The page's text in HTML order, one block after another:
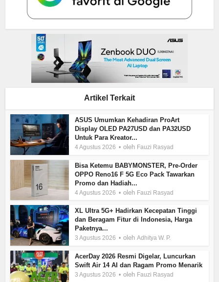
Artikel Terkait
ASUS Umumkan Kehadiran ProArt
Display OLED PA27USD dan PA32USD
Untuk Para Kreator...
4 Agustus 2026 oleh Fauzi Rasyad
Bisa Ketemu BABYMONSTER, Pre-Order
OPPO Reno16 F 5G Eco Pack Tawarkan
Promo dan Hadiah...
4 Agustus 2026 oleh Fauzi Rasyad
XL Ultra 5G+ Hadirkan Kecepatan Tinggi
dan Beragam Fitur di Indonesia, Harga
Paketnya...
3 Agustus 2026 olehAdhitya W. P.
AcerDay 2026 Resmi Digelar, Luncurkan
Swift Air 14 AI dan Ragam Promo Menarik
3 Agustus 2026 oleh Fauzi Rasyad